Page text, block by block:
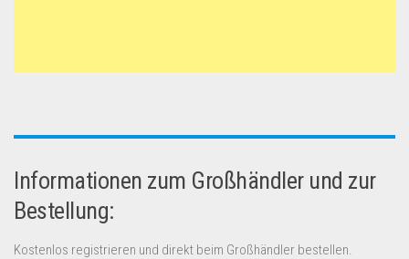
Informationen zum Großhändler und zur
Bestellung:
Kostenlos registrieren und direkt beim Großhändler bestellen.